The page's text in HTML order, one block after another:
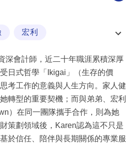
宏利
深會計師，近二十年職涯累積深厚
日式哲學「Ikigai」（生存的價
考工作的意義與人生方向。家人健
轉型的重要契機；而與弟弟、宏利
）在同一團隊攜手合作，則為她
策劃領域後，Karen認為這不只是
於信任、陪伴與長期關係的專業服